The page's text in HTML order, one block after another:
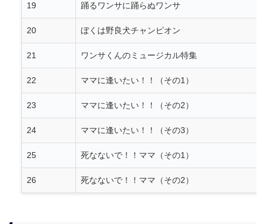
19 踊るワンサに踊らぬワンサ
20 ぼくは野良犬チャンピオン
21 ワンサくんのミュージカル特集
22 ママに逢いたい！！（その1）
23 ママに逢いたい！！（その2）
24 ママに逢いたい！！（その3）
25 死なないで！！ママ（その1）
26 死なないで！！ママ（その2）